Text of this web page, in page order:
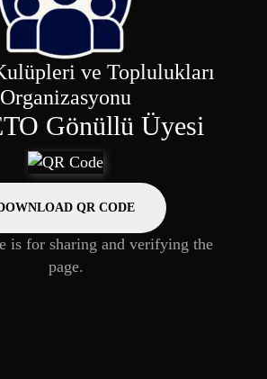
ve Toplulukları
Organizasyonu
Gönüllü Üyesi
QR CODE
is for sharing and verifying the
page.